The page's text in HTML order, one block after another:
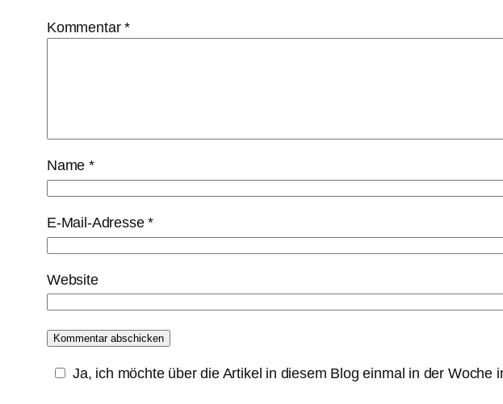
Kommentar*
Name*
E-Mail-Adresse*
Website
Ja, ich möchte über die Artikel in diesem Blog einmal in der Woche